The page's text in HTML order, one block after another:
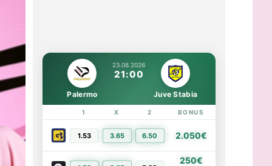
23.08.2026
21:00
Palermo Juve Stabia
1 X 2 BONUS
1.53 3.65 6.50 2.050€
250€